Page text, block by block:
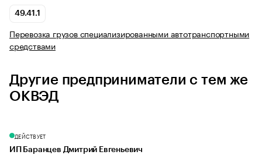
49.41.1
Перевозка грузов специализированными автотранспортными
средствами
Другие предприниматели с тем же
ОКВЭД
ДЕЙСТВУЕТ
ИП Баранцев Дмитрий Евгеньевич